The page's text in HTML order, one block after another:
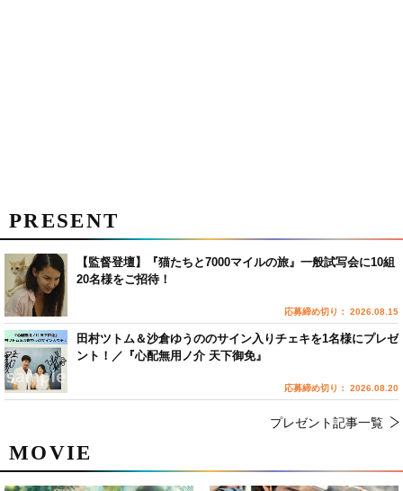
MOVIE
PRESENT
【監督登壇】『猫たちと7000マイルの旅』一般試写会に10組
20名様をご招待！
応募締め切り： 2026.08.15
田村ツトム＆沙倉ゆうののサイン入りチェキを1名様にプレゼ
ント！／『心配無用ノ介 天下御免』
応募締め切り： 2026.08.20
プレゼント記事一覧